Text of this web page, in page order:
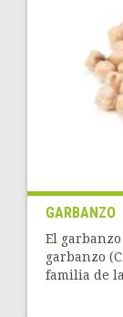
GARBANZO
El
garbanzo
familia de